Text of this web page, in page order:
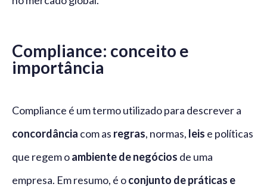
Compliance: conceito e
importância
Compliance é um termo utilizado para descrever a
concordância com as regras, normas, leis e políticas
que regem oambiente de negócios de uma
empresa. Em resumo, é oconjunto de práticas e